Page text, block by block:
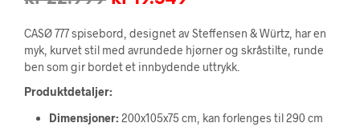
pris
var:
kr 22.999.
pris
er:
kr 19.549.
CASØ 777 spisebord, designet av Steffensen & Würtz, har en
myk, kurvet stil med avrundede hjørner og skråstilte, runde
ben som gir bordet et innbydende uttrykk.
Produktdetaljer:
Dimensjoner:200x105x75 cm, kan forlenges til 290 cm